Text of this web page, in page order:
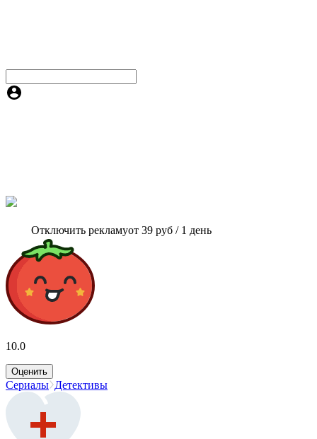
Отключить рекламуот 39 руб / 1 день
10.0
Оценить
Сериалы Детективы